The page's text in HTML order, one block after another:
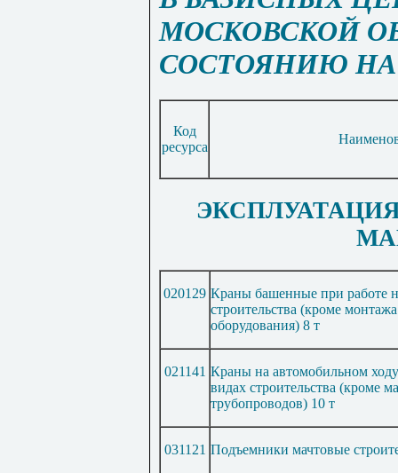
МОСКОВСКОЙ
СОСТОЯНИЮ НА
Код
ресурса
020129 Краны башенные при работе
строительства (кроме
оборудования) 8 т
021141 Краны на автомобильном
видах строительства (кроме
трубопроводов) 10 т
031121 Подъемники мачтовые